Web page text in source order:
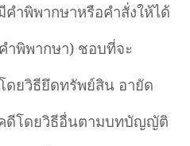
ำพิพากษาหรือคำสั่งให้ได้
ำพิพากษา) ชอบที่จะ
ดยวิธียึดทรัพย์สิน อายัด
ดีโดยวิธีอื่นตามบทบัญญัติ